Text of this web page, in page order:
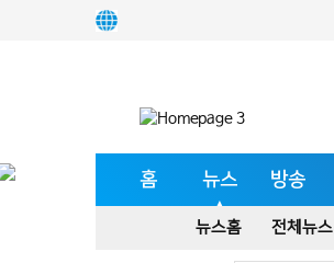
홈 뉴스 방송
뉴스홈 전체뉴스